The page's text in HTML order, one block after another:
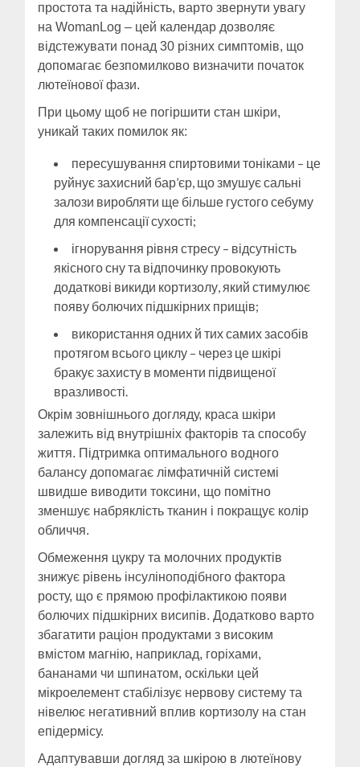
простота та надійність, варто звернути увагу
на WomanLog – цей календар дозволяє
відстежувати понад 30 різних симптомів, що
допомагає безпомилково визначити початок
лютеїнової фази.
При цьому щоб не погіршити стан шкіри,
уникай таких помилок як:
пересушування спиртовими тоніками – це
руйнує захисний бар’єр, що змушує сальні
залози виробляти ще більше густого себуму
для компенсації сухості;
ігнорування рівня стресу – відсутність
якісного сну та відпочинку провокують
додаткові викиди кортизолу, який стимулює
появу болючих підшкірних прищів;
використання одних й тих самих засобів
протягом всього циклу – через це шкірі
бракує захисту в моменти підвищеної
вразливості.
Окрім зовнішнього догляду, краса шкіри
залежить від внутрішніх факторів та способу
життя. Підтримка оптимального водного
балансу допомагає лімфатичній системі
швидше виводити токсини, що помітно
зменшує набряклість тканин і покращує колір
обличчя.
Обмеження цукру та молочних продуктів
знижує рівень інсуліноподібного фактора
росту, що є прямою профілактикою появи
болючих підшкірних висипів. Додатково варто
збагатити раціон продуктами з високим
вмістом магнію, наприклад, горіхами,
бананами чи шпинатом, оскільки цей
мікроелемент стабілізує нервову систему та
нівелює негативний вплив кортизолу на стан
епідермісу.
Адаптувавши догляд за шкірою в лютеїнову